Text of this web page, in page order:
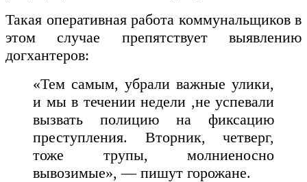
Такая оперативная работа коммунальщиков в
этом случае препятствует выявлению
догхантеров:
«Тем самым, убрали важные улики,
и мы в течении недели ,не успевали
вызвать полицию на фиксацию
преступления. Вторник, четверг,
тоже трупы, молниеносно
вывозимые», — пишут горожане.